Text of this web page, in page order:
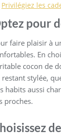
Privilégiez les
pour
faire plaisir à
En
cocon de
restant stylée,
habits aussi
proches.